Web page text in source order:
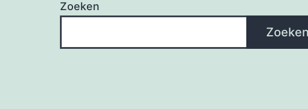
Zoeken
Zoeken